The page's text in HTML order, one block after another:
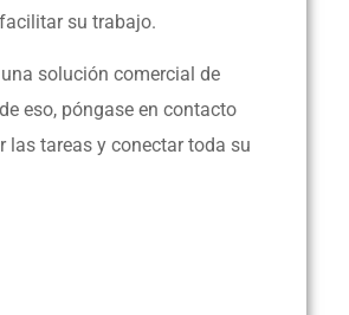
su trabajo.
solución comercial de
eso, póngase en contacto
las tareas y conectar toda su